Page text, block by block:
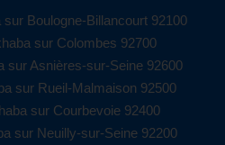
Boulogne-Billancourt 92100
sur Colombes 92700
sur Asnières-sur-Seine 92600
sur Rueil-Malmaison 92500
sur Courbevoie 92400
sur Neuilly-sur-Seine 92200